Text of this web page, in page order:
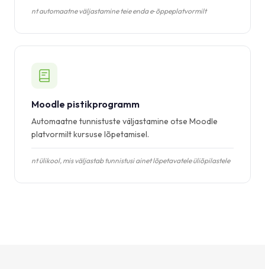
nt automaatne väljastamine teie enda e‑õppeplatvormilt
Moodle pistikprogramm
Automaatne tunnistuste väljastamine otse Moodle
platvormilt kursuse lõpetamisel.
nt ülikool, mis väljastab tunnistusi ainet lõpetavatele üliõpilastele